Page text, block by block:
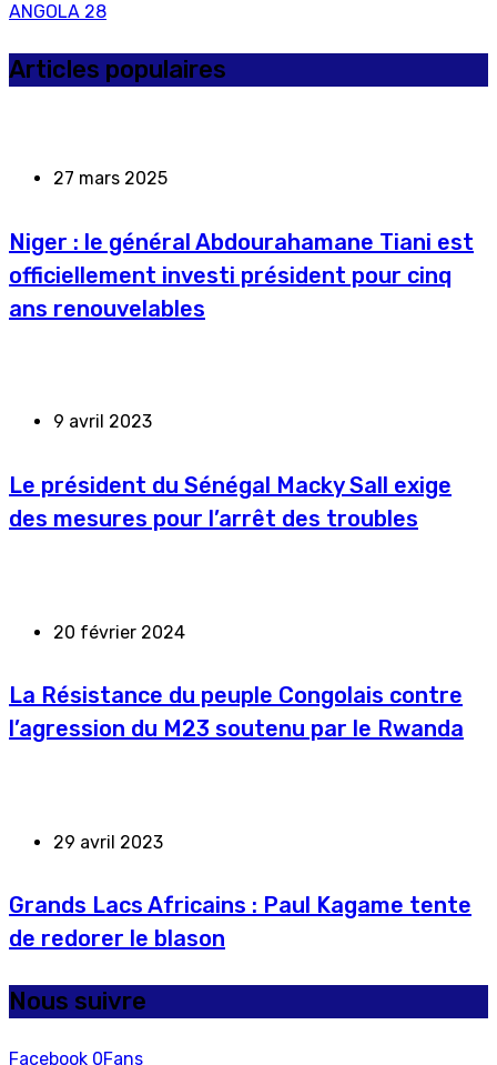
ANGOLA 28
Articles populaires
27 mars 2025
Niger : le général Abdourahamane Tiani est
officiellement investi président pour cinq
ans renouvelables
9 avril 2023
Le président du Sénégal Macky Sall exige
des mesures pour l’arrêt des troubles
20 février 2024
La Résistance du peuple Congolais contre
l’agression du M23 soutenu par le Rwanda
29 avril 2023
Grands Lacs Africains : Paul Kagame tente
de redorer le blason
Nous suivre
Facebook 0Fans